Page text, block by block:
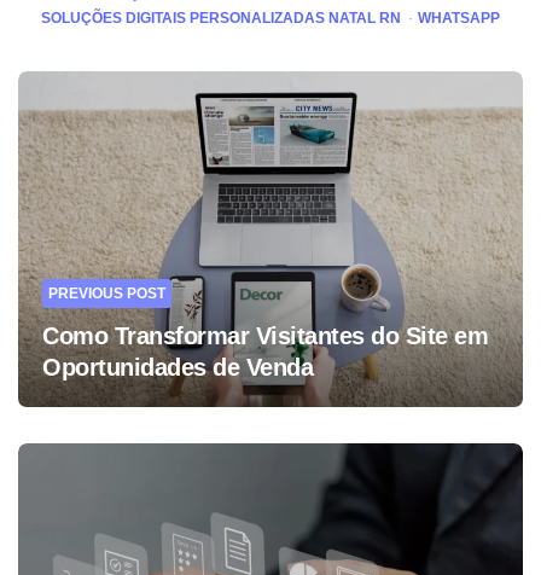
SOLUÇÕES DIGITAIS PERSONALIZADAS NATAL RN
WHATSAPP
Post
navigation
PREVIOUS POST
Como Transformar Visitantes do Site em
Oportunidades de Venda